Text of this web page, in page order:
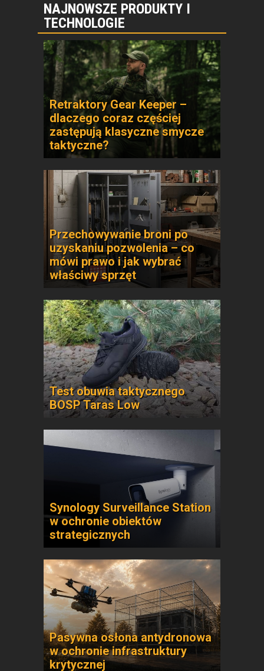
NAJNOWSZE PRODUKTY I
TECHNOLOGIE
Retraktory Gear Keeper –
dlaczego coraz częściej
zastępują klasyczne smycze
taktyczne?
Przechowywanie broni po
uzyskaniu pozwolenia – co
mówi prawo i jak wybrać
właściwy sprzęt
Test obuwia taktycznego
BOSP Taras Low
Synology Surveillance Station
w ochronie obiektów
strategicznych
Pasywna osłona antydronowa
w ochronie infrastruktury
krytycznej